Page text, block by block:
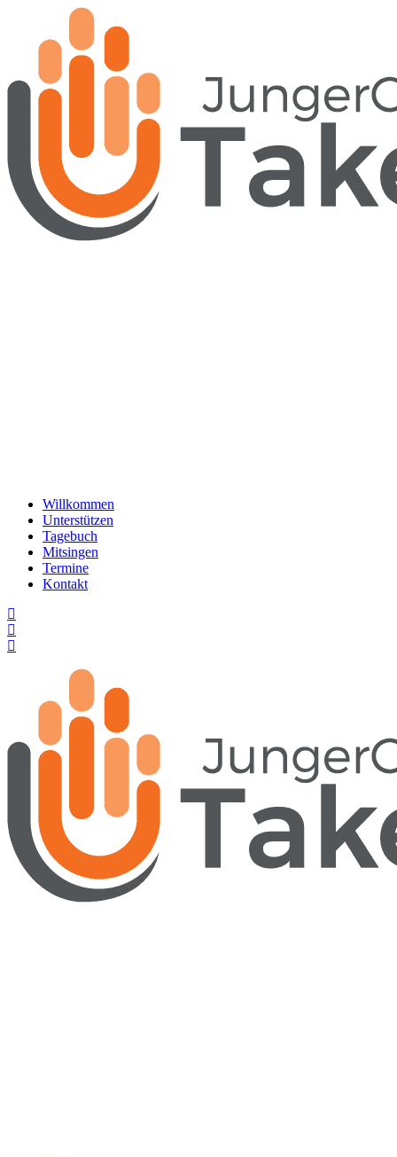
Willkommen
Unterstützen
Tagebuch
Mitsingen
Termine
Kontakt